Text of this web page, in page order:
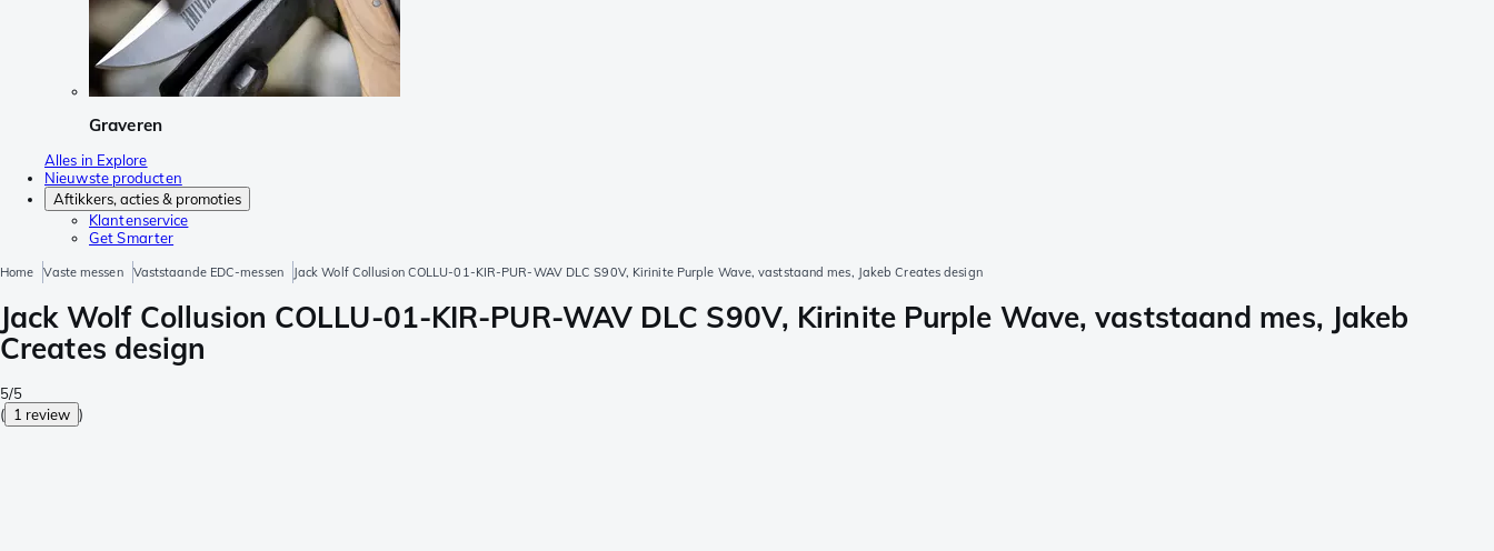
Graveren
Alles in Explore
Nieuwste producten
Aftikkers, acties & promoties
Klantenservice
Get Smarter
Home Vaste messen Vaststaande EDC-messen Jack Wolf Collusion COLLU-01-KIR-PUR-WAV DLC S90V, Kirinite Purple Wave, vaststaand mes, Jakeb Creates design
Jack Wolf Collusion COLLU-01-KIR-PUR-WAV DLC S90V, Kirinite Purple Wave, vaststaand mes, Jakeb
Creates design
5/5
( 1 review )